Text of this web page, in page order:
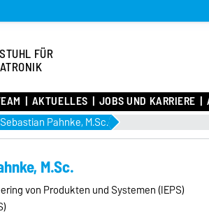
FÜR
AKTUELLES JOBS UND KARRIERE
Sebastian Pahnke, M.Sc.
M.Sc.
von Produkten und Systemen (IEPS)